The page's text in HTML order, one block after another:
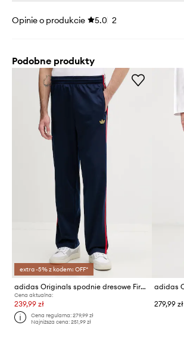
Opinie o produkcie 5.0 2
Podobne produkty
extra -5% z kodem: OFF*
adidas Originals spodnie dresowe Firebird
Cena aktualna:
239,99 zł
Cena regularna:279,99 zł
Najniższa cena:251,99 zł
279,99 zł